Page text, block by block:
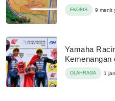
EKOBIS 9 menit
Yamaha
Kemenangan
OLAHRAGA 1